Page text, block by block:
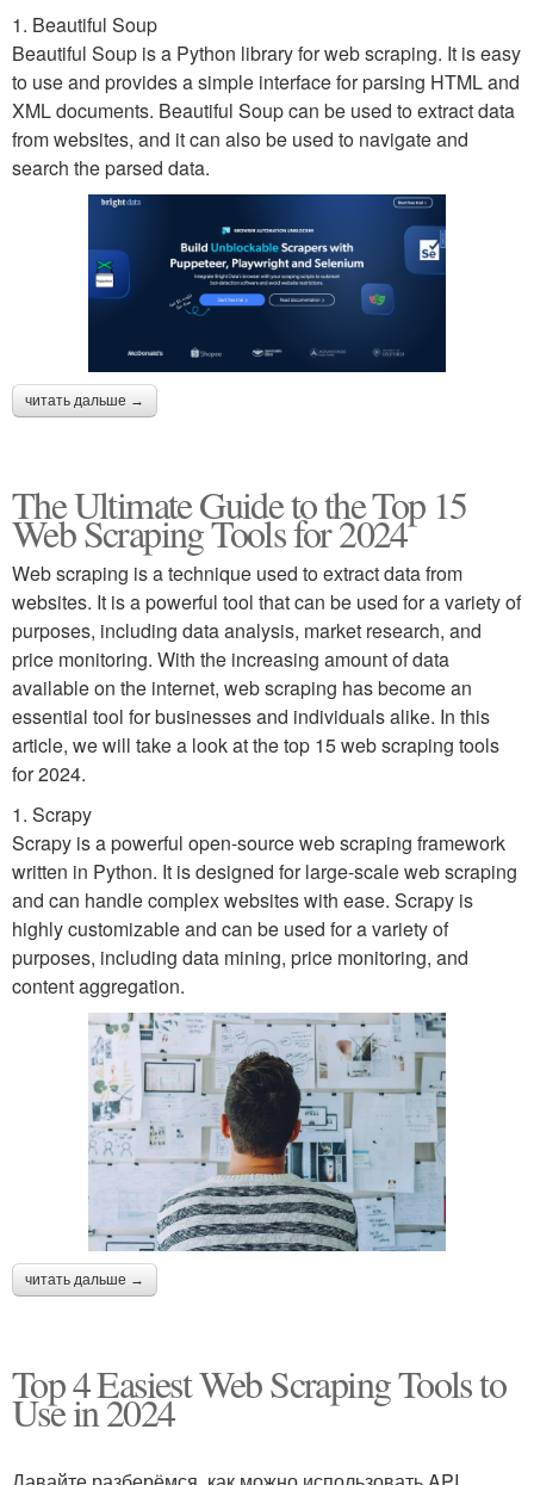
1. Beautiful Soup
Beautiful Soup is a Python library for web scraping. It is easy
to use and provides a simple interface for parsing HTML and
XML documents. Beautiful Soup can be used to extract data
from websites, and it can also be used to navigate and
search the parsed data.
читать дальше →
The Ultimate Guide to the Top 15
Web Scraping Tools for 2024
Web scraping is a technique used to extract data from
websites. It is a powerful tool that can be used for a variety of
purposes, including data analysis, market research, and
price monitoring. With the increasing amount of data
available on the internet, web scraping has become an
essential tool for businesses and individuals alike. In this
article, we will take a look at the top 15 web scraping tools
for 2024.
1. Scrapy
Scrapy is a powerful open-source web scraping framework
written in Python. It is designed for large-scale web scraping
and can handle complex websites with ease. Scrapy is
highly customizable and can be used for a variety of
purposes, including data mining, price monitoring, and
content aggregation.
читать дальше →
Top 4 Easiest Web Scraping Tools to
Use in 2024